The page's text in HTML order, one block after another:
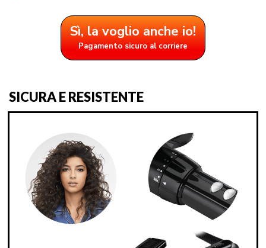
Sì, la voglio anche io!
Pagamento sicuro al corriere
SICURA E RESISTENTE